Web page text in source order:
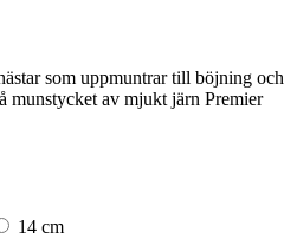
som uppmuntrar till böjning och
munstycket av mjukt järn Premier
14 cm